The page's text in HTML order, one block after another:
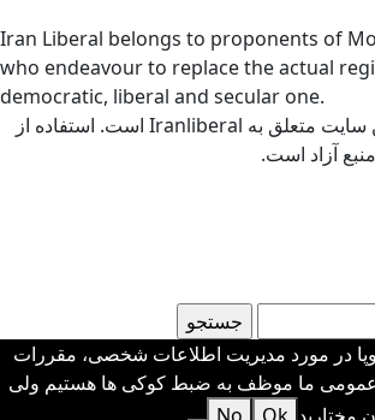
Iran Liberal belongs to proponents of
who endeavour to replace the actual
democratic, liberal and secular one.
کلیه حقوق قانونی این سایت متعلق به Iranliberal است. استفاده از
آزاد است.
اروپا در مورد مدیریت اطلاعات شخصی، مقررات
ما موظف به ضبط کوکی ها هستیم ولی